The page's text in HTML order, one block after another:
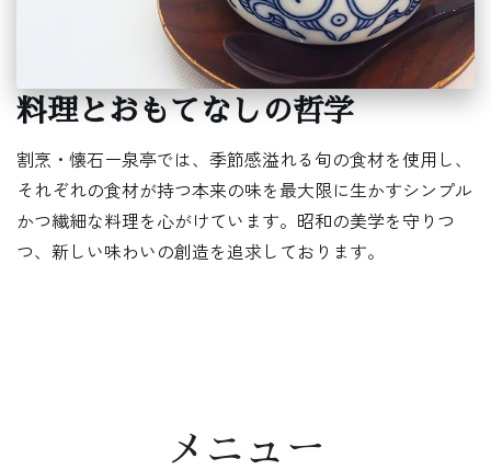
料理とおもてなしの哲学
割烹・懐石ー泉亭では、季節感溢れる旬の食材を使用し、
それぞれの食材が持つ本来の味を最大限に生かすシンプル
かつ繊細な料理を心がけています。昭和の美学を守りつ
つ、新しい味わいの創造を追求しております。
メニュー